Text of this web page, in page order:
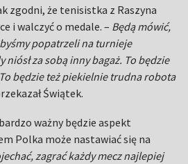
zgodni, że tenisistka z Raszyna
i walczyć o medale. – Będą mówić,
popatrzeli na turnieje
niósł za sobą inny bagaż. To będzie
będzie też piekielnie trudna robota
Świątek.
ważny będzie aspekt
Polka może nastawiać się na
zagrać każdy mecz najlepiej